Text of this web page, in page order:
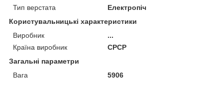
Тип верстата
Електропіч
Користувальницькі характеристики
Виробник
...
Країна виробник
СРСР
Загальні параметри
Вага
5906